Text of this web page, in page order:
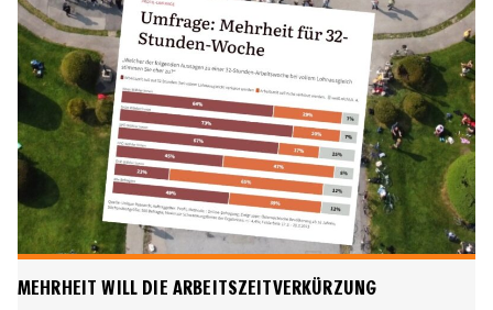
MEHRHEIT WILL DIE ARBEITSZEITVERKÜRZUNG